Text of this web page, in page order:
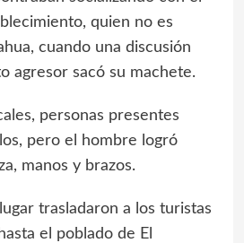
quien no es
cuando una discusión
agresor sacó su machete.
personas presentes
pero el hombre logró
manos y brazos.
trasladaron a los turistas
el poblado de El